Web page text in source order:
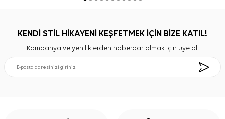
KENDİ STİL HİKAYENİ KEŞFETMEK İÇİN BİZE KATIL!
Kampanya ve yeniliklerden haberdar olmak için üye ol.